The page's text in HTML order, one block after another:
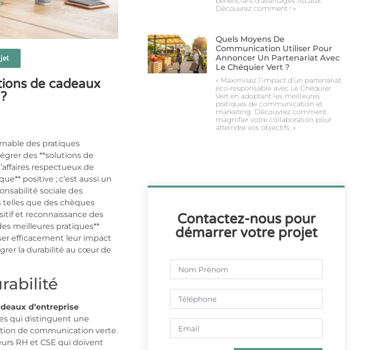
de cadeaux
des pratiques
des **solutions de
respectueux de
positive ; c’est aussi un
sociale des
telles que des chèques
et reconnaissance des
meilleures pratiques**
efficacement leur impact
la durabilité au cœur de
d’entreprise
qui distinguent une
de communication verte.
RH et CSE qui doivent
Découvrez comment ! »
Quels Moyens De
Communication Utiliser Pour
Annoncer Un Partenariat Avec
Le Chéquier Vert ?
« Maximisez l’impact d’un partenariat
éco-responsable avec Le Chéquier
Vert en adoptant les meilleures
pratiques de communication et
marketing. Découvrez comment
magnifier votre collaboration pour
atteindre vos objectifs. »
Contactez-nous pour
démarrer votre projet